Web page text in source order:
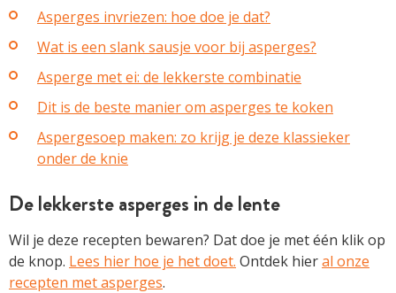
Asperges invriezen: hoe doe je dat?
Wat is een slank sausje voor bij asperges?
Asperge met ei: de lekkerste combinatie
Dit is de beste manier om asperges te koken
Aspergesoep maken: zo krijg je deze klassieker
onder de knie
De lekkerste asperges in de lente
Wil je deze recepten bewaren? Dat doe je met één klik op
de knop. Lees hier hoe je het doet. Ontdek hieral onze
recepten met asperges.